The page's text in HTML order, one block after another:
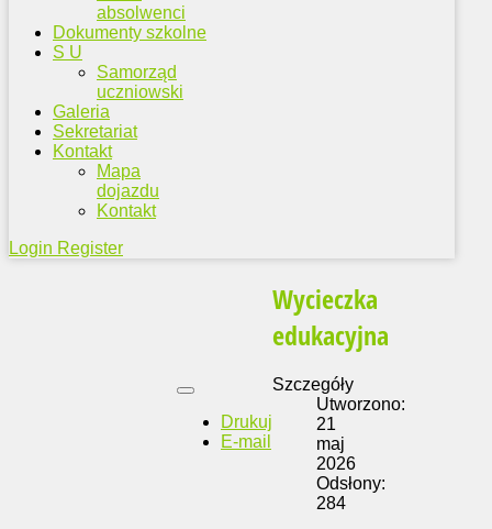
absolwenci
Dokumenty szkolne
S U
Samorząd
uczniowski
Galeria
Sekretariat
Kontakt
Mapa
dojazdu
Kontakt
Login Register
Wycieczka
edukacyjna
Drukuj
E-mail
Szczegóły
Utworzono:
21
maj
2026
Odsłony:
284